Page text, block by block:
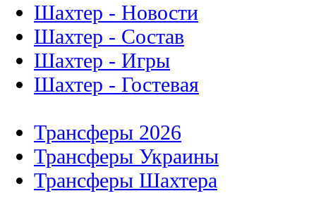
Шахтер - Новости
Шахтер - Состав
Шахтер - Игры
Шахтер - Гостевая
Трансферы 2026
Трансферы Украины
Трансферы Шахтера